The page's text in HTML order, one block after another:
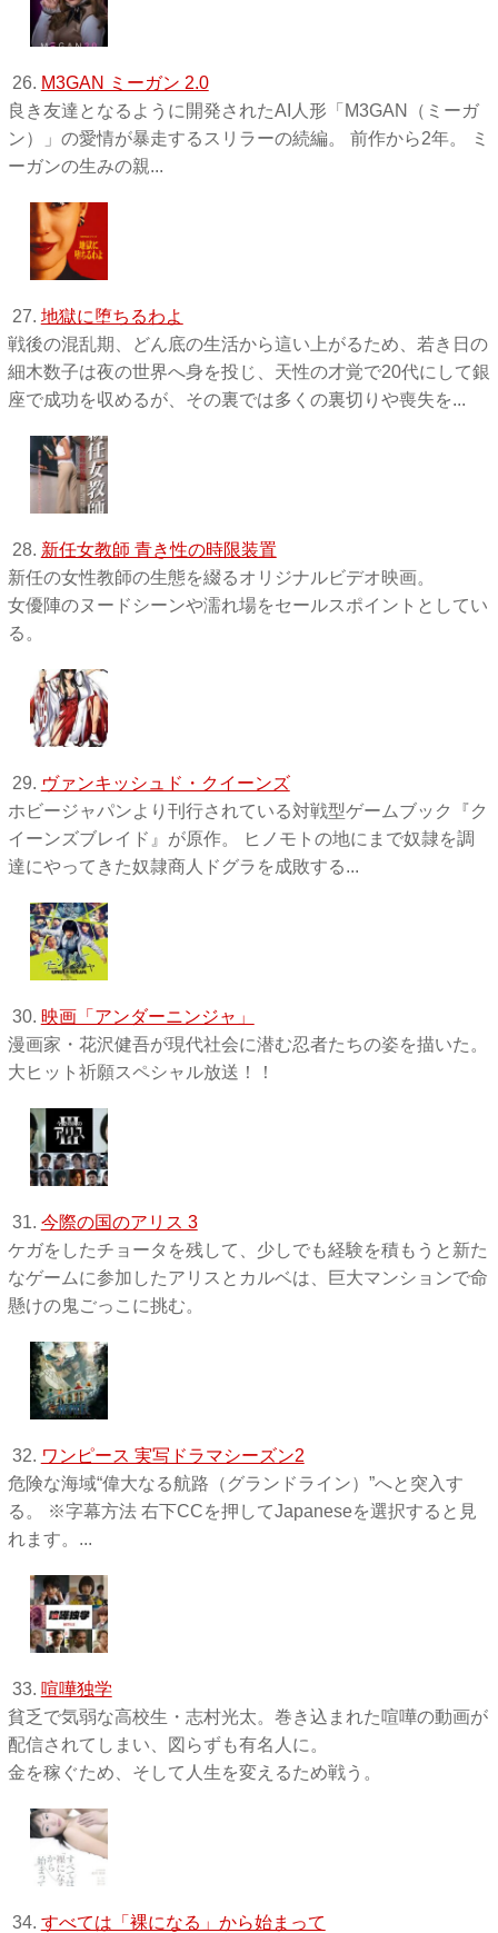
26. M3GAN ミーガン 2.0
良き友達となるように開発されたAI人形「M3GAN（ミーガ
ン）」の愛情が暴走するスリラーの続編。 前作から2年。 ミ
ーガンの生みの親...
27. 地獄に堕ちるわよ
戦後の混乱期、どん底の生活から這い上がるため、若き日の
細木数子は夜の世界へ身を投じ、天性の才覚で20代にして銀
座で成功を収めるが、その裏では多くの裏切りや喪失を...
28. 新任女教師 青き性の時限装置
新任の女性教師の生態を綴るオリジナルビデオ映画。
女優陣のヌードシーンや濡れ場をセールスポイントとしてい
る。
29. ヴァンキッシュド・クイーンズ
ホビージャパンより刊行されている対戦型ゲームブック『ク
イーンズブレイド』が原作。 ヒノモトの地にまで奴隷を調
達にやってきた奴隷商人ドグラを成敗する...
30. 映画「アンダーニンジャ」
漫画家・花沢健吾が現代社会に潜む忍者たちの姿を描いた。
大ヒット祈願スペシャル放送！！
31. 今際の国のアリス 3
ケガをしたチョータを残して、少しでも経験を積もうと新た
なゲームに参加したアリスとカルベは、巨大マンションで命
懸けの鬼ごっこに挑む。
32. ワンピース 実写ドラマシーズン2
危険な海域“偉大なる航路（グランドライン）”へと突入す
る。 ※字幕方法 右下CCを押してJapaneseを選択すると見
れます。...
33. 喧嘩独学
貧乏で気弱な高校生・志村光太。巻き込まれた喧嘩の動画が
配信されてしまい、図らずも有名人に。
金を稼ぐため、そして人生を変えるため戦う。
34. すべては「裸になる」から始まって